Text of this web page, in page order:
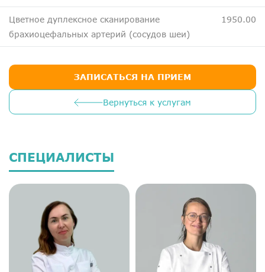
О компании
Новости
Контакты
Справка для налоговой
Вакансии
Цветное дуплексное сканирование
брахиоцефальных артерий (сосудов шеи)
1950.00
Вернуться к услугам
ЗАПИСАТЬСЯ НА ПРИЕМ
СПЕЦИАЛИСТЫ